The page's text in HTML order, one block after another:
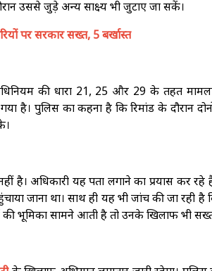
उससे जुड़े अन्य साक्ष्य भी जुटाए जा सकें।
पर सरकार सख्त, 5 बर्खास्त
की धारा 21, 25 और 29 के तहत मामला
है। पुलिस का कहना है कि रिमांड के दौरान
है। अधिकारी यह पता लगाने का प्रयास कर रहे
जाना था। साथ ही यह भी जांच की जा रही
भूमिका सामने आती है तो उनके खिलाफ भी सख्त